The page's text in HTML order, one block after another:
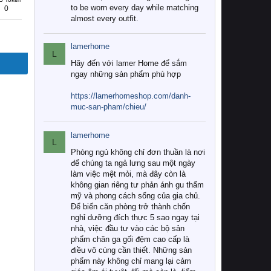
0
to be worn every day while matching
almost every outfit.
L
lamerhome
Hãy đến với lamer Home để sắm
ngay những sản phẩm phù hợp
https://lamerhomeshop.com/danh-
muc-san-pham/chieu/
L
lamerhome
Phòng ngủ không chỉ đơn thuần là nơi
để chúng ta ngả lưng sau một ngày
làm việc mệt mỏi, mà đây còn là
không gian riêng tư phản ánh gu thẩm
mỹ và phong cách sống của gia chủ.
Để biến căn phòng trở thành chốn
nghỉ dưỡng đích thực 5 sao ngay tại
nhà, việc đầu tư vào các bộ sản
phẩm chăn ga gối đệm cao cấp là
điều vô cùng cần thiết. Những sản
phẩm này không chỉ mang lại cảm